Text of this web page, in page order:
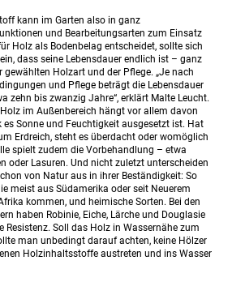
kann im Garten also in ganz
und Bearbeitungsarten zum Einsatz
Holz als Bodenbelag entscheidet, sollte sich
dass seine Lebensdauer endlich ist – ganz
Holzart und der Pflege. „Je nach
und Pflege beträgt die Lebensdauer
zehn bis zwanzig Jahre“, erklärt Malte Leucht.
im Außenbereich hängt vor allem davon
es Sonne und Feuchtigkeit ausgesetzt ist. Hat
Erdreich, steht es überdacht oder womöglich
spielt zudem die Vorbehandlung – etwa
oder Lasuren. Und nicht zuletzt unterscheiden
von Natur aus in ihrer Beständigkeit: So
meist aus Südamerika oder seit Neuerem
kommen, und heimische Sorten. Bei den
haben Robinie, Eiche, Lärche und Douglasie
Resistenz. Soll das Holz in Wassernähe zum
man unbedingt darauf achten, keine Hölzer
Holzinhaltsstoffe austreten und ins Wasser